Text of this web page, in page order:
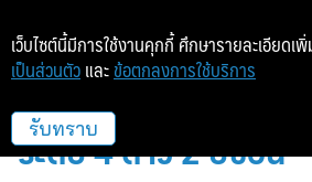
PROEN สุดยอด! คว้า
ระดับ 4 ดาว 2 ปีซ้อน
เว็บไซต์นี้มีการใช้งานคุกกี้ ศึกษารายละเอียดเพิ่
เป็นส่วนตัว และ ข้อตกลงการใช้บริการ
รับทราบ